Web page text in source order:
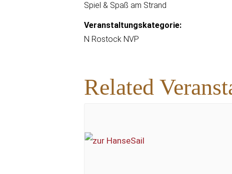
Spiel & Spaß am Strand
Veranstaltungskategorie:
N Rostock NVP
Related